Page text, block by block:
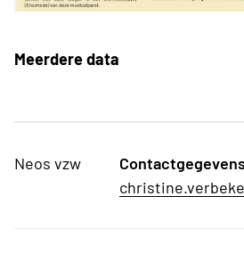
Meerdere data
Neos vzw